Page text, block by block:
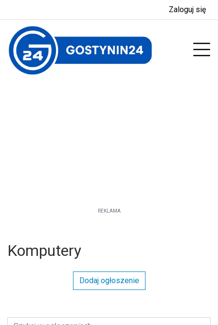
Zaloguj się
REKLAMA
Komputery
Dodaj ogłoszenie